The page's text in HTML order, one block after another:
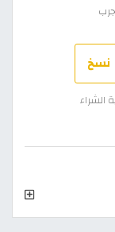
نسخ
الشراء